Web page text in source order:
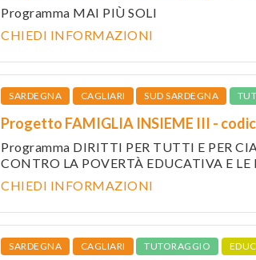
Programma MAI PIÙ SOLI
CHIEDI INFORMAZIONI
SARDEGNA CAGLIARI SUD SARDEGNA
Progetto FAMIGLIA INSIEME III -
Programma DIRITTI PER TUTTI E PER
CONTRO LA POVERTÀ EDUCATIVA E
CHIEDI INFORMAZIONI
SARDEGNA CAGLIARI TUTORAGGIO